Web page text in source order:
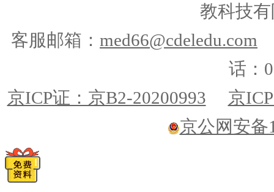
教科技
客服邮箱： med66@cdeledu.com
话：
京ICP证：京B2-20200993
京
京公网安备